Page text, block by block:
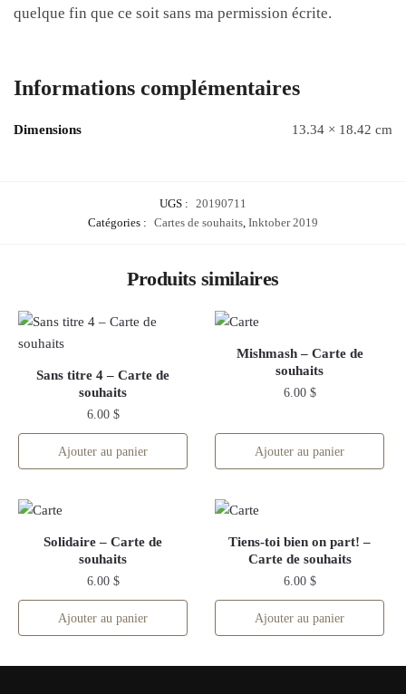
quelque fin que ce soit sans ma permission écrite.
Informations complémentaires
Dimensions 13.34 × 18.42 cm
UGS : 20190711
Catégories : Cartes de souhaits, Inktober 2019
Produits similaires
Sans titre 4 – Carte de
souhaits
6.00 $
Ajouter au panier
Mishmash – Carte de
souhaits
6.00 $
Ajouter au panier
Solidaire – Carte de
souhaits
6.00 $
Ajouter au panier
Tiens-toi bien on part! –
Carte de souhaits
6.00 $
Ajouter au panier